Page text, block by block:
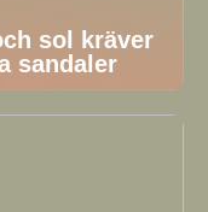
sol kräver
sandaler